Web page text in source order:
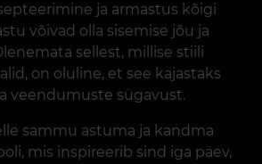
ja armastus kõigi
võivad olla sisemise jõu ja
sellest, millise stiili
on oluline, et see kajastaks
veendumuste sügavust.
sammu astuma ja kandma
mis inspireerib sind iga päev,